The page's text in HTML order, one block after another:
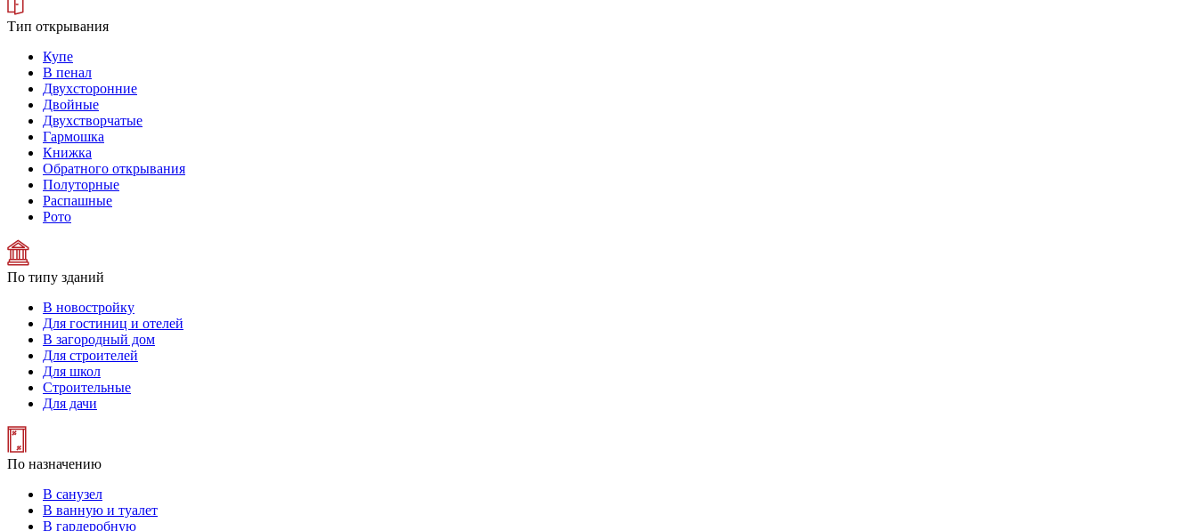
Тип открывания
Купе
В пенал
Двухсторонние
Двойные
Двухстворчатые
Гармошка
Книжка
Обратного открывания
Полуторные
Распашные
Рото
По типу зданий
В новостройку
Для гостиниц и отелей
В загородный дом
Для строителей
Для школ
Строительные
Для дачи
По назначению
В санузел
В ванную и туалет
В гардеробную